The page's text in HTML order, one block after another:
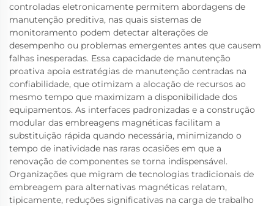
controladas eletronicamente permitem abordagens de
manutenção preditiva, nas quais sistemas de
monitoramento podem detectar alterações de
desempenho ou problemas emergentes antes que causem
falhas inesperadas. Essa capacidade de manutenção
proativa apoia estratégias de manutenção centradas na
confiabilidade, que otimizam a alocação de recursos ao
mesmo tempo que maximizam a disponibilidade dos
equipamentos. As interfaces padronizadas e a construção
modular das embreagens magnéticas facilitam a
substituição rápida quando necessária, minimizando o
tempo de inatividade nas raras ocasiões em que a
renovação de componentes se torna indispensável.
Organizações que migram de tecnologias tradicionais de
embreagem para alternativas magnéticas relatam,
tipicamente, reduções significativas na carga de trabalho